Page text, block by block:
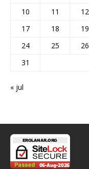
10
11 12
17
18 19
24
25 26
31
« jul